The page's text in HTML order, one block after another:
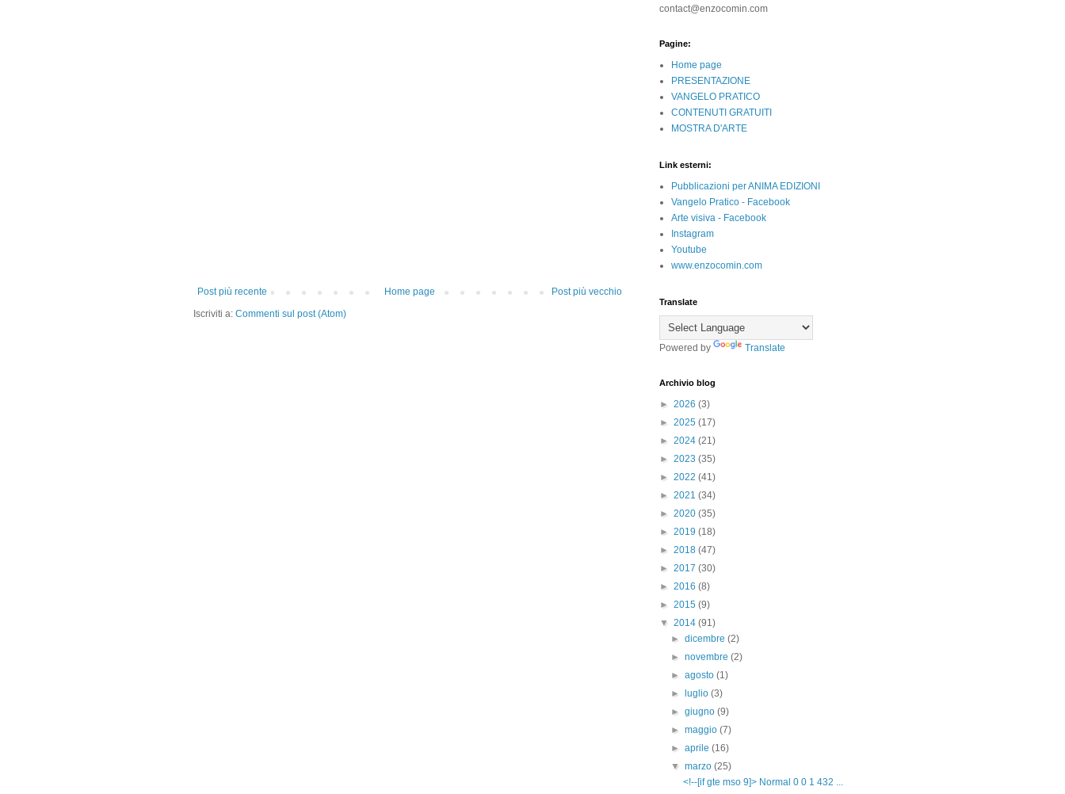
Post più recente Post più vecchio
Home page
Iscriviti a: Commenti sul post (Atom)
contact@enzocomin.com
Pagine:
Home page
PRESENTAZIONE
VANGELO PRATICO
CONTENUTI GRATUITI
MOSTRA D'ARTE
Link esterni:
Pubblicazioni per ANIMA EDIZIONI
Vangelo Pratico - Facebook
Arte visiva - Facebook
Instagram
Youtube
www.enzocomin.com
Translate
Powered by Translate
Archivio blog
► 2026 (3)
► 2025 (17)
► 2024 (21)
► 2023 (35)
► 2022 (41)
► 2021 (34)
► 2020 (35)
► 2019 (18)
► 2018 (47)
► 2017 (30)
► 2016 (8)
► 2015 (9)
▼ 2014 (91)
►dicembre(2)
►novembre(2)
►agosto(1)
►
luglio(3)
►giugno(9)
►maggio(7)
►aprile(16)
▼marzo(25)
<!--[if gte mso 9]> Normal 0 0 1 432 ...